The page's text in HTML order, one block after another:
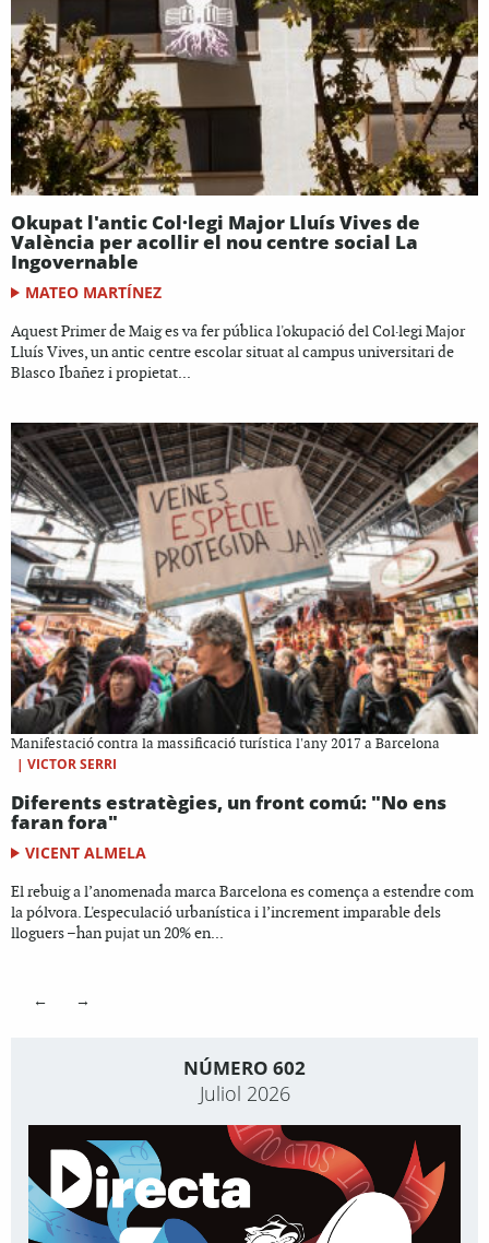
Okupat l'antic Col·legi Major Lluís Vives de
València per acollir el nou centre social La
Ingovernable
MATEO MARTÍNEZ
Aquest Primer de Maig es va fer pública l'okupació del Col·legi Major
Lluís Vives, un antic centre escolar situat al campus universitari de
Blasco Ibañez i propietat...
Manifestació contra la massificació turística l'any 2017 a Barcelona
| VICTOR SERRI
Diferents estratègies, un front comú: "No ens
faran fora"
VICENT ALMELA
El rebuig a l’anomenada marca Barcelona es comença a estendre com
la pólvora. L'especulació urbanística i l’increment imparable dels
lloguers –han pujat un 20% en...
← →
NÚMERO 602
Juliol 2026